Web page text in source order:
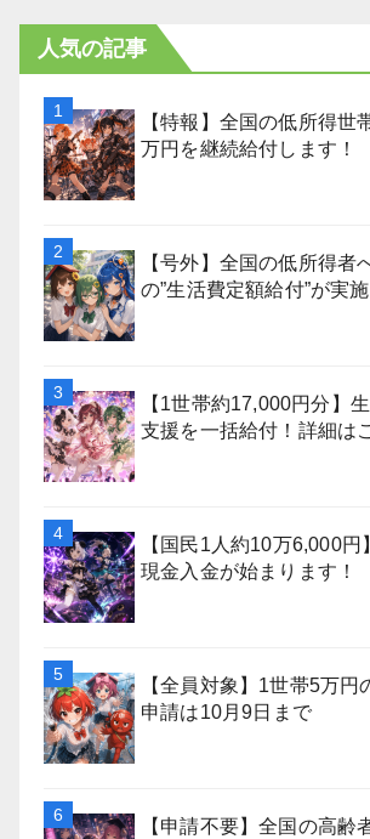
人気の記事
【特報】全国の低所得世
万円を継続給付します！
【号外】全国の低所得者
の”生活費定額給付”が実
【1世帯約17,000円分】
支援を一括給付！詳細は
【国民1人約10万6,000円
現金入金が始まります！
【全員対象】1世帯5万円
申請は10月9日まで
【申請不要】全国の高齢